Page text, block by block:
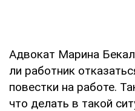
Адвокат Марина
ли работник
повестки на работе.
что делать в такой